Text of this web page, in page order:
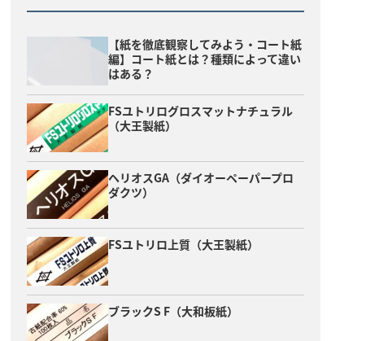
【紙を徹底観察してみよう・コート紙
編】コート紙とは？種類によって違い
はある？
FSユトリログロスマットナチュラル
（大王製紙）
ヘリオスGA（ダイオーペーパープロ
ダクツ）
FSユトリロ上質（大王製紙）
ブラックS F（大和板紙）